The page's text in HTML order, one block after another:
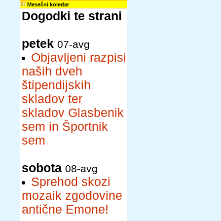
Mesečni koledar
Dogodki te strani
petek 07-avg
Objavljeni razpisi
naših dveh
štipendijskih
skladov ter
skladov Glasbenik
sem in Športnik
sem
sobota 08-avg
Sprehod skozi
mozaik zgodovine
antične Emone!